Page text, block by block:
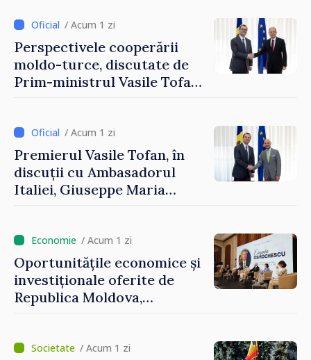
Reuniune la Moghiliov-
Podolsk
/ Acum 1 zi
Perspectivele cooperării
moldo-turce, discutate de
Prim-ministrul Vasile Tofan
/ Acum 1 zi
Premierul Vasile Tofan, în
discuții cu Ambasadorul
Italiei, Giuseppe Maria
/ Acum 1 zi
Oportunitățile economice și
investiționale oferite de
Republica Moldova,
Forumul Diasporei
/ Acum 1 zi